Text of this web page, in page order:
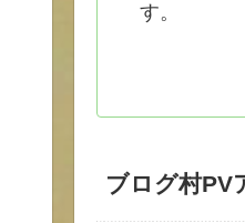
す。
ブログ村PV